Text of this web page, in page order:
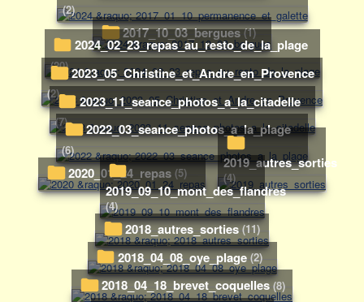
(2)
2017_10_03_bergues (1)
2024_02_23_repas_au_resto_de_la_plage
(20) 2023_05_Christine_et_Andre_en_Provence
(2) 2023_11_seance_photos_a_la_citadelle
(7) 2022_03_seance_photos_a_la_plage
(6)
2020_01_24_repas (5)
2019_autres_sorties
(4)
2019_09_10_mont_des_flandres
(4)
2018_autres_sorties (11)
2018_04_08_oye_plage (2)
2018_04_18_brevet_coquelles (8)